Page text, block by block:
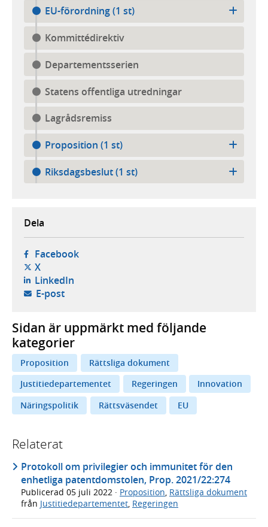
EU-förordning (1 st)
Kommittédirektiv
Departementsserien
Statens offentliga utredningar
Lagrådsremiss
Proposition (1 st)
Riksdagsbeslut (1 st)
Dela
Facebook- öppnas i ny flik, extern webbplats,
X- öppnas i ny flik, extern webbplats,
LinkedIn- öppnas i ny flik, extern webbplats,
E-post- öppnar din e-postklient,
Sidan är uppmärkt med följande
kategorier
Proposition
Rättsliga dokument
Justitiedepartementet
Regeringen
Innovation
Näringspolitik
Rättsväsendet EU
Relaterat
Protokoll om privilegier och immunitet för den
enhetliga patentdomstolen, Prop. 2021/22:274
Publicerad 05 juli 2022 · Proposition, Rättsliga dokument
från Justitiedepartementet, Regeringen